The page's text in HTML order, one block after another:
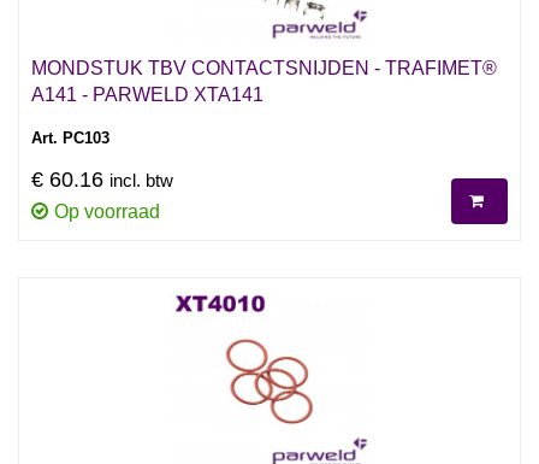
MONDSTUK TBV CONTACTSNIJDEN - TRAFIMET®
A141 - PARWELD XTA141
Art. PC103
€ 60.16 incl. btw
Op voorraad